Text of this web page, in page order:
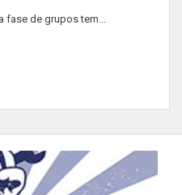
fase de grupos tem...